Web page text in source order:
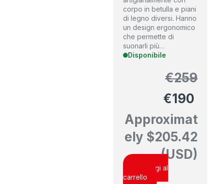
corpo in betulla e piani
di legno diversi. Hanno
un design ergonomico
che permette di
suonarli più…
Disponibile
€259
€190
Approximat
ely $205.42
(USD)
Aggiungi al
carrello